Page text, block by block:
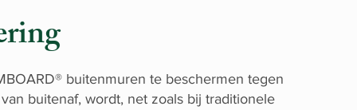
buitenmuren te beschermen tegen
buitenaf, wordt, net zoals bij traditionele